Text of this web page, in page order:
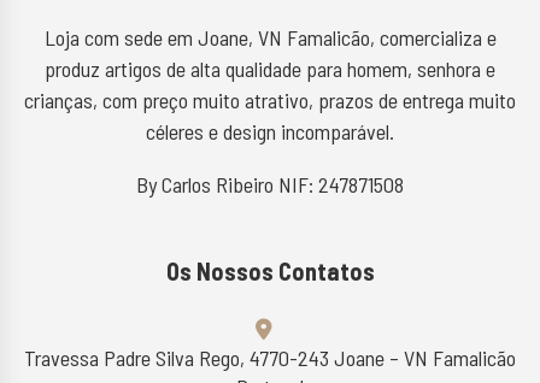
Loja com sede em Joane, VN Famalicão, comercializa e
produz artigos de alta qualidade para homem, senhora e
crianças, com preço muito atrativo, prazos de entrega muito
céleres e design incomparável.
By Carlos Ribeiro NIF: 247871508
Os Nossos Contatos
Travessa Padre Silva Rego, 4770-243 Joane – VN Famalicão